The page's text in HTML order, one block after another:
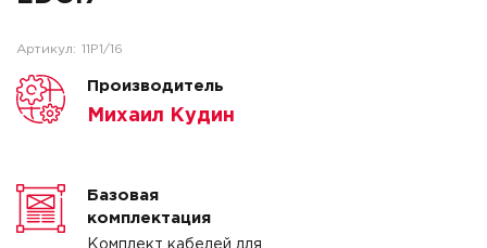
Артикул: 11P1/16
Производитель
Михаил Кудин
Базовая
комплектация
Комплект кабелей для